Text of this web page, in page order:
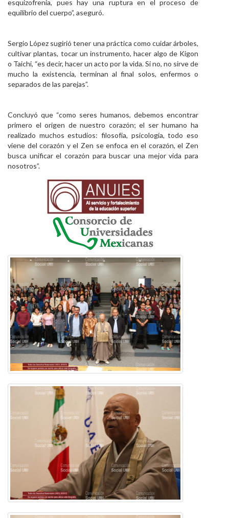
esquizofrenia, pues hay una ruptura en el proceso de
equilibrio del cuerpo”, aseguró.
Sergio López sugirió tener una práctica como cuidar árboles,
cultivar plantas, tocar un instrumento, hacer algo de Kigon
o Taichi, “es decir, hacer un acto por la vida. Si no, no sirve de
mucho la existencia, terminan al final solos, enfermos o
separados de las parejas”.
Concluyó que “como seres humanos, debemos encontrar
primero el origen de nuestro corazón; el ser humano ha
realizado muchos estudios: filosofía, psicología, todo eso
viene del corazón y el Zen se enfoca en el corazón, el Zen
busca unificar el corazón para buscar una mejor vida para
nosotros”.